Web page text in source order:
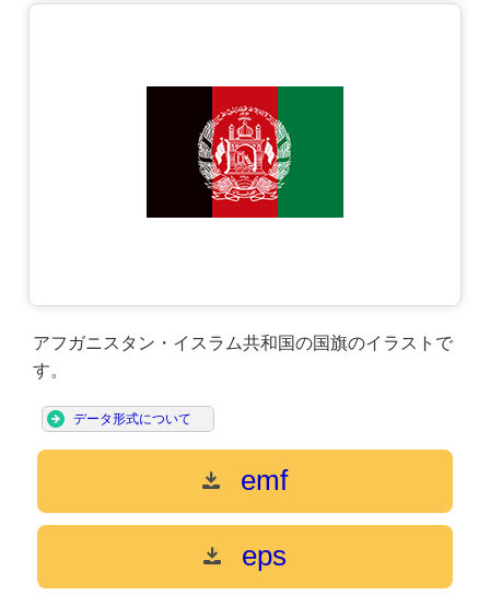
アフガニスタン・イスラム共和国の国旗のイラストで
す。
データ形式について
emf
eps